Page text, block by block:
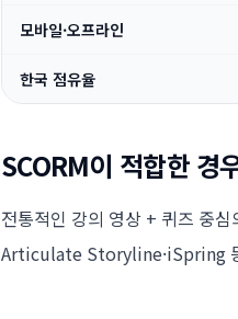
모바일·오프라인
한국 점유율
SCORM이 적합한 경
전통적인 강의 영상 + 퀴즈 중
Articulate Storyline·iSpring